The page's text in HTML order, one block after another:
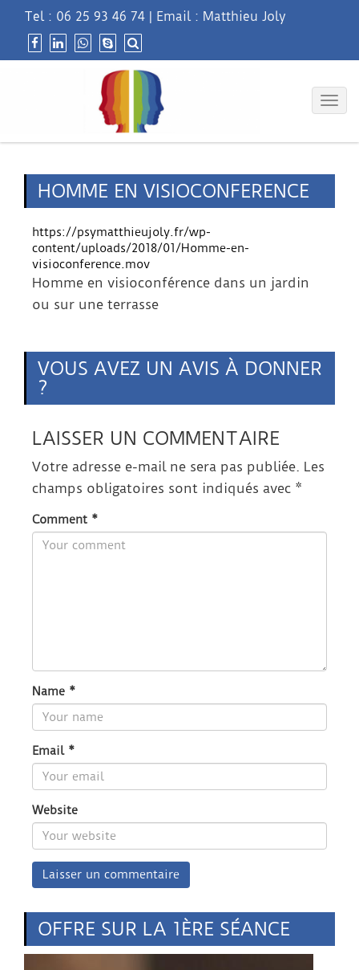
Tel : 06 25 93 46 74 | Email : Matthieu Joly
HOMME EN VISIOCONFERENCE
https://psymatthieujoly.fr/wp-
content/uploads/2018/01/Homme-en-
visioconference.mov
Homme en visioconférence dans un jardin
ou sur une terrasse
VOUS AVEZ UN AVIS À DONNER
?
LAISSER UN COMMENTAIRE
Votre adresse e-mail ne sera pas publiée. Les
champs obligatoires sont indiqués avec *
Comment *
Name *
Email *
Website
OFFRE SUR LA 1ÈRE SÉANCE